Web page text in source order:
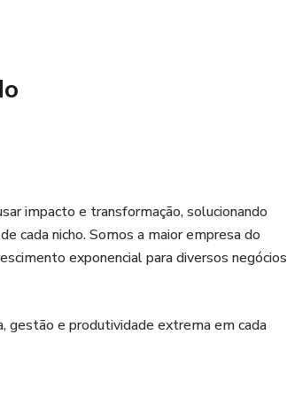
impacto e transformação, solucionando
cada nicho. Somos a maior empresa do
exponencial para diversos negócios
gestão e produtividade extrema em cada